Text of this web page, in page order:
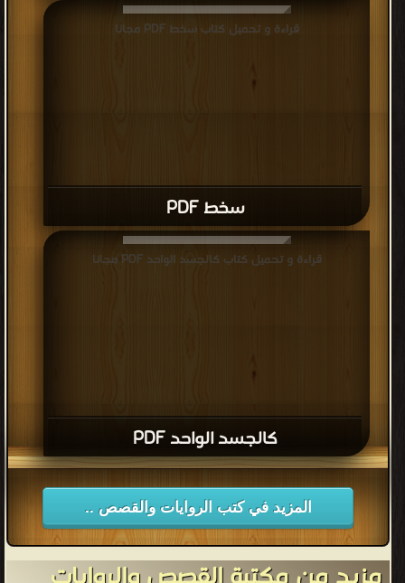
سخط PDF
قراءة و تحميل كتاب سخط PDF مجانا
كالجسد الواحد PDF
قراءة و تحميل كتاب كالجسد الواحد PDF مجانا
المزيد في كتب الروايات والقصص ..